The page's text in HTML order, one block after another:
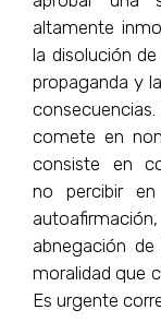
altamente
la disolución
propaganda y
comete en
consiste en
no percibir
abnegación
moralidad que
Es urgente